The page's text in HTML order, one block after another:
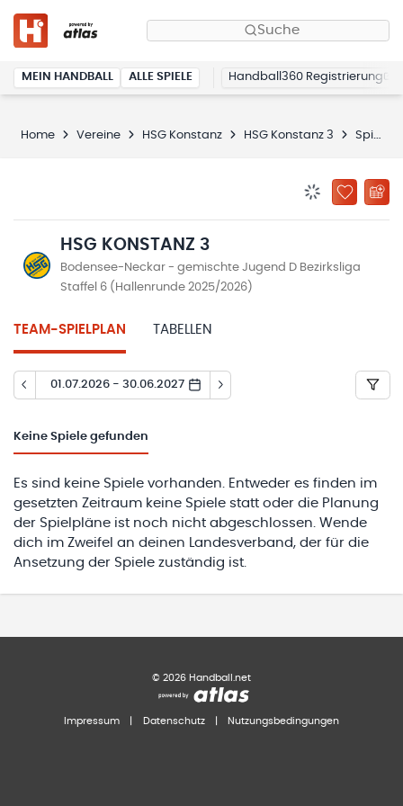
Suche
MEIN HANDBALL ALLE SPIELE Handball360 Registrierung
Home Vereine HSG Konstanz HSG Konstanz 3 Spielplan
ZU
HSG KONSTANZ 3
Bodensee-Neckar - gemischte Jugend D Bezirksliga
Staffel 6 (Hallenrunde 2025/2026)
TEAM-SPIELPLAN TABELLEN
01.07.2026 - 30.06.2027
Keine Spiele gefunden
Es sind keine Spiele vorhanden. Entweder es finden im
gesetzten Zeitraum keine Spiele statt oder die Planung
der Spielpläne ist noch nicht abgeschlossen. Wende
dich im Zweifel an deinen Landesverband, der für die
Ansetzung der Spiele zuständig ist.
© 2026 Handball.net
Impressum Datenschutz Nutzungsbedingungen